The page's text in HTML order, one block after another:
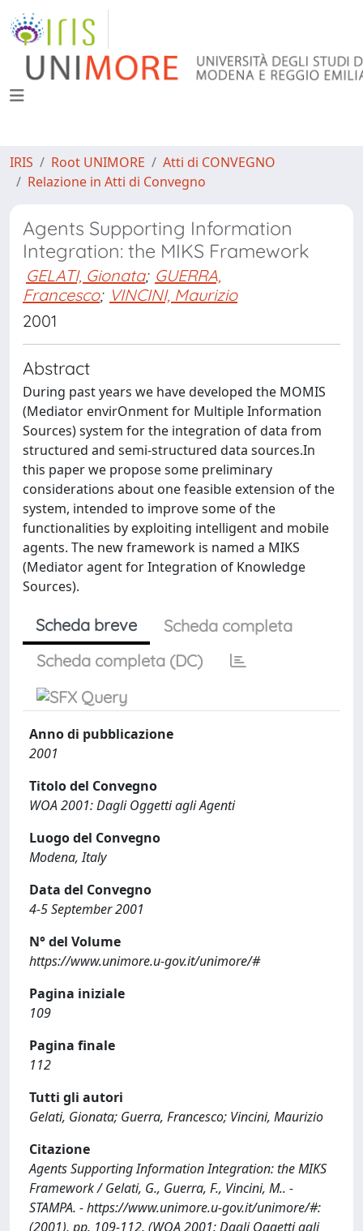
IRIS Root UNIMORE
Atti di CONVEGNO
Relazione in Atti di Convegno
Agents Supporting Information
Integration: the MIKS Framework
GELATI, Gionata; GUERRA,
Francesco; VINCINI, Maurizio
2001
Abstract
During past years we have developed the MOMIS
(Mediator envirOnment for Multiple Information
Sources) system for the integration of data from
structured and semi-structured data sources.In
this paper we propose some preliminary
considerations about one feasible extension of the
system, intended to improve some of the
functionalities by exploiting intelligent and mobile
agents. The new framework is named a MIKS
(Mediator agent for Integration of Knowledge
Sources).
Scheda breve
Scheda completa
Scheda completa (DC)
Anno di pubblicazione
2001
Titolo del Convegno
WOA 2001: Dagli Oggetti agli Agenti
Luogo del Convegno
Modena, Italy
Data del Convegno
4-5 September 2001
N° del Volume
https://www.unimore.u-gov.it/unimore/#
Pagina iniziale
109
Pagina finale
112
Tutti gli autori
Gelati, Gionata; Guerra, Francesco; Vincini, Maurizio
Citazione
Agents Supporting Information Integration: the MIKS
Framework / Gelati, G., Guerra, F., Vincini, M.. -
STAMPA. - https://www.unimore.u-gov.it/unimore/#:
(2001), pp. 109-112. (WOA 2001: Dagli Oggetti agli